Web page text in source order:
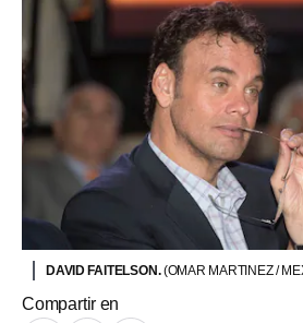
DAVID FAITELSON.(OMAR MARTINEZ /
Compartir en